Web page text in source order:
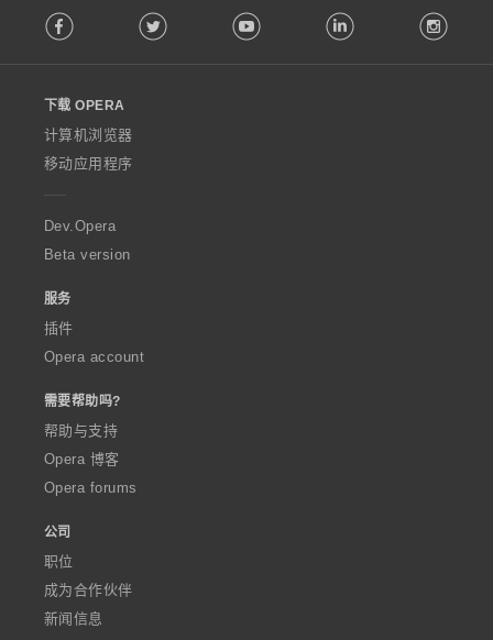
o
w
O
p
e
a
Facebook Twitter Youtube LinkedIn
下载 OPERA
计算机浏览器
移动应用程序
Dev.Opera
Beta version
服务
插件
Opera account
需要帮助吗?
帮助与支持
Opera 博客
Opera forums
公司
职位
成为合作伙伴
新闻信息